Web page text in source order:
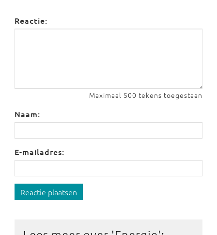
Reactie:
Maximaal 500 tekens toegestaan
Naam:
E-mailadres:
Reactie plaatsen